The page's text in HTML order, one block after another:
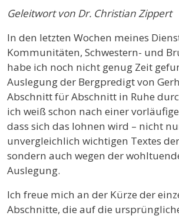
Geleitwort von Dr. Christian Zippert
In den letzten Wochen meines
Kommunitäten, Schwestern- und
habe ich noch nicht genug Zeit
Auslegung der Bergpredigt von
Abschnitt für Abschnitt in Ruhe
ich weiß schon nach einer
dass sich das lohnen wird – nicht
unvergleichlich wichtigen Textes
sondern auch wegen der
Auslegung.
Ich freue mich an der Kürze der
Abschnitte, die auf die